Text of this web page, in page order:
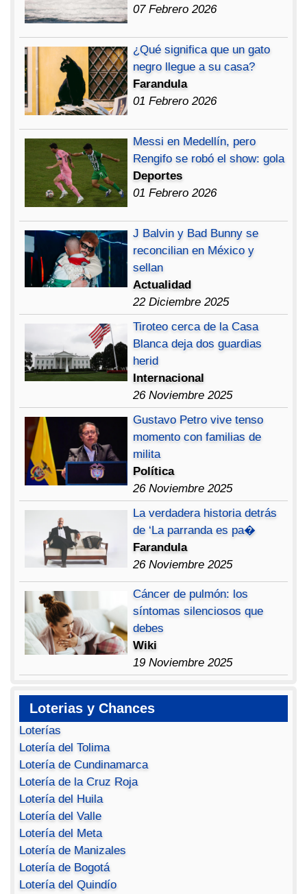
07 Febrero 2026
¿Qué significa que un gato
negro llegue a su casa?
Farandula
01 Febrero 2026
Messi en Medellín, pero
Rengifo se robó el show: gola
Deportes
01 Febrero 2026
J Balvin y Bad Bunny se
reconcilian en México y
sellan
Actualidad
22 Diciembre 2025
Tiroteo cerca de la Casa
Blanca deja dos guardias
herid
Internacional
26 Noviembre 2025
Gustavo Petro vive tenso
momento con familias de
milita
Política
26 Noviembre 2025
La verdadera historia detrás
de ‘La parranda es pa�
Farandula
26 Noviembre 2025
Cáncer de pulmón: los
síntomas silenciosos que
debes
Wiki
19 Noviembre 2025
Loterias y Chances
Loterías
Lotería del Tolima
Lotería de Cundinamarca
Lotería de la Cruz Roja
Lotería del Huila
Lotería del Valle
Lotería del Meta
Lotería de Manizales
Lotería de Bogotá
Lotería del Quindío